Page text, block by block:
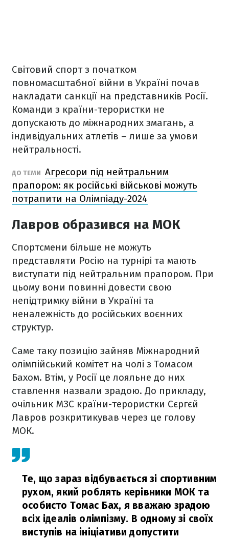
Світовий спорт з початком
повномасштабної війни в Україні почав
накладати санкції на представників Росії.
Команди з країни-терористки не
допускають до міжнародних змагань, а
індивідуальних атлетів – лише за умови
нейтральності.
ДО ТЕМИ Агресори під нейтральним
прапором: як російські військові можуть
потрапити на Олімпіаду-2024
Лавров образився на МОК
Спортсмени більше не можуть
представляти Росію на турнірі та мають
виступати під нейтральним прапором. При
цьому вони повинні довести свою
непідтримку війни в Україні та
неналежність до російських воєнних
структур.
Саме таку позицію зайняв Міжнародний
олімпійський комітет на чолі з Томасом
Бахом. Втім, у Росії це лояльне до них
ставлення назвали зрадою. До прикладу,
очільник МЗС країни-терористки Сєргєй
Лавров розкритикував через це голову
МОК.
Те, що зараз відбувається зі спортивним
рухом, який роблять керівники МОК та
особисто Томас Бах, я вважаю зрадою
всіх ідеалів олімпізму. В одному зі своїх
виступів на ініціативи допустити